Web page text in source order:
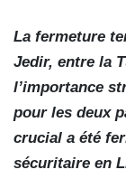
La fermeture
Jedir, entre la
l’importance
pour les deux
crucial a été
sécuritaire en